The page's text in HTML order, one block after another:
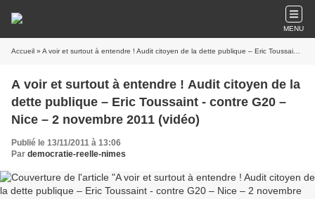
MENU
Accueil » A voir et surtout à entendre ! Audit citoyen de la dette publique – Eric Toussaint - contre G20 – Nice – 2 novembre 2011 (vidéo)
A voir et surtout à entendre ! Audit citoyen de la
dette publique – Eric Toussaint - contre G20 –
Nice – 2 novembre 2011 (vidéo)
Publié le 13/11/2011 à 13:06
Par democratie-reelle-nimes